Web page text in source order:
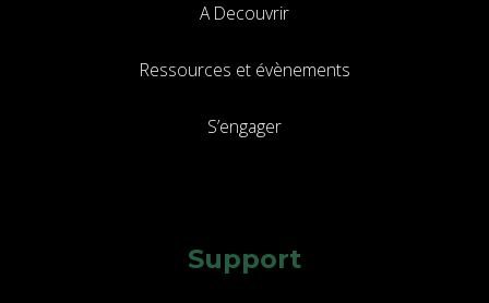
A Decouvrir
Ressources et évènements
S’engager
Support